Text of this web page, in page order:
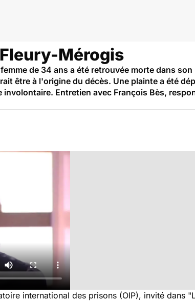
Mérogis
de 34 ans a été retrouvée morte dans
être à l'origine du décès. Une plainte a été
Entretien avec François Bès,
international des prisons (OIP), invité dans